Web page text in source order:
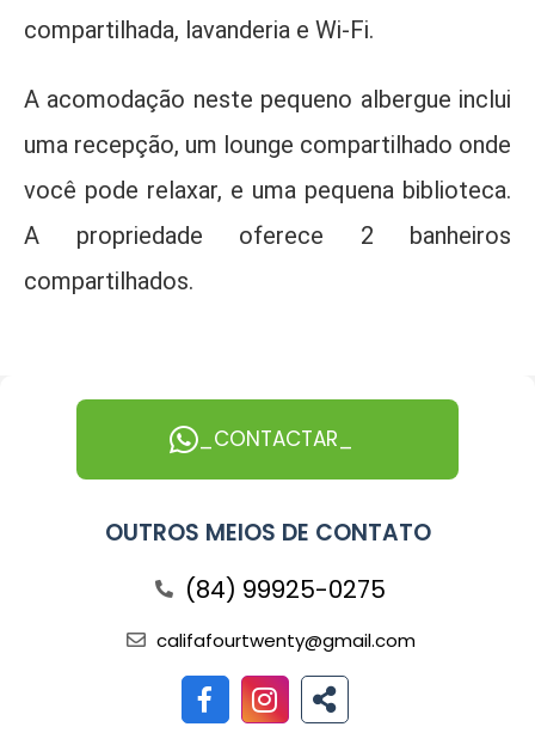
compartilhada, lavanderia e Wi-Fi.
A acomodação neste pequeno albergue inclui
uma recepção, um lounge compartilhado onde
você pode relaxar, e uma pequena biblioteca.
A propriedade oferece 2 banheiros
compartilhados.
_CONTACTAR_
OUTROS MEIOS DE CONTATO
(84) 99925-0275
califafourtwenty@gmail.com